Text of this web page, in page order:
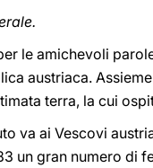
le amichevoli
austriaca.
terra, la cui
va ai Vescovi
un gran numero di